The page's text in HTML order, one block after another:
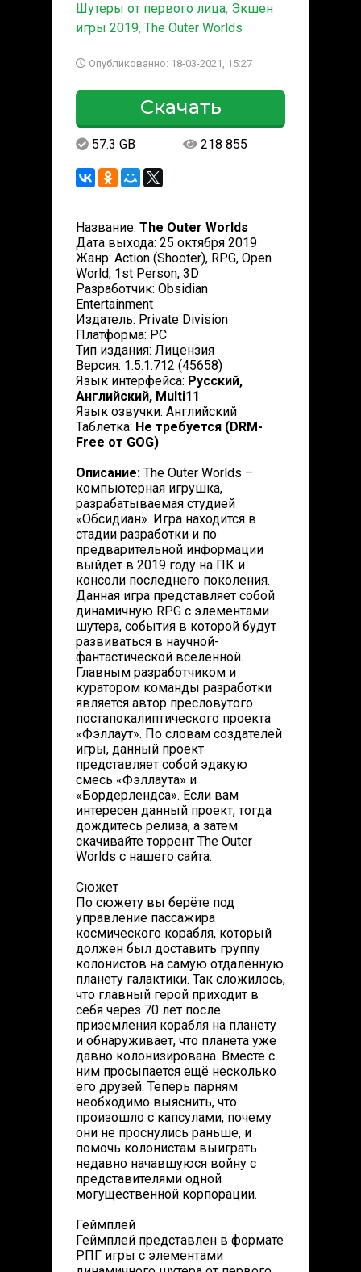
Шутеры от первого лица, Экшен
игры 2019, The Outer Worlds
Опубликованно: 18-03-2021, 15:27
Скачать
57.3 GB 218 855
Название: The Outer Worlds
Дата выхода: 25 октября 2019
Жанр: Action (Shooter), RPG, Open
World, 1st Person, 3D
Разработчик: Obsidian
Entertainment
Издатель: Private Division
Платформа: PC
Тип издания: Лицензия
Версия: 1.5.1.712 (45658)
Язык интерфейса: Русский,
Английский, Multi11
Язык озвучки: Английский
Таблетка: Не требуется (DRM-
Free от GOG)
Описание: The Outer Worlds –
компьютерная игрушка,
разрабатываемая студией
«Обсидиан». Игра находится в
стадии разработки и по
предварительной информации
выйдет в 2019 году на ПК и
консоли последнего поколения.
Данная игра представляет собой
динамичную RPG с элементами
шутера, события в которой будут
развиваться в научной-
фантастической вселенной.
Главным разработчиком и
куратором команды разработки
является автор пресловутого
постапокалиптического проекта
«Фэллаут». По словам создателей
игры, данный проект
представляет собой эдакую
смесь «Фэллаута» и
«Бордерлендса». Если вам
интересен данный проект, тогда
дождитесь релиза, а затем
скачивайте торрент The Outer
Worlds с нашего сайта.
Сюжет
По сюжету вы берёте под
управление пассажира
космического корабля, который
должен был доставить группу
колонистов на самую отдалённую
планету галактики. Так сложилось,
что главный герой приходит в
себя через 70 лет после
приземления корабля на планету
и обнаруживает, что планета уже
давно колонизирована. Вместе с
ним просыпается ещё несколько
его друзей. Теперь парням
необходимо выяснить, что
произошло с капсулами, почему
они не проснулись раньше, и
помочь колонистам выиграть
недавно начавшуюся войну с
представителями одной
могущественной корпорации.
Геймплей
Геймплей представлен в формате
РПГ игры с элементами